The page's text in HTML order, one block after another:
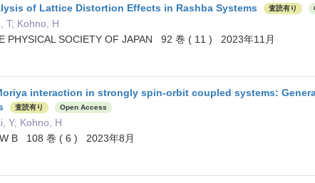
of Lattice Distortion Effects in Rashba Systems 査読有り
T; Kohno, H
PHYSICAL SOCIETY OF JAPAN 92 巻 ( 11 ) 2023年11月
interaction in strongly spin-orbit coupled systems:
査読有り Open Access
Y; Kohno, H
B 108 巻 ( 6 ) 2023年8月